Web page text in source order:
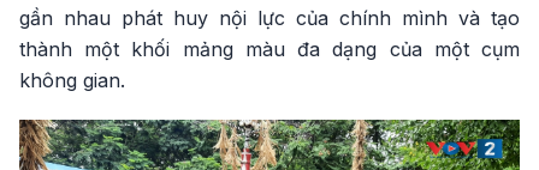
gần nhau phát huy nội lực của chính mình và tạo
thành một khối mảng màu đa dạng của một cụm
không gian.